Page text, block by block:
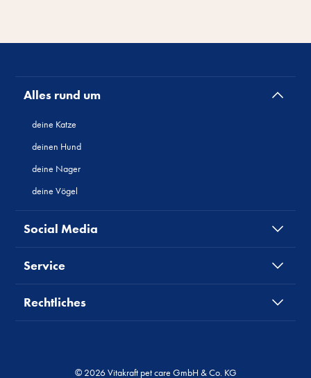
Alles rund um
deine Katze
deinen Hund
deine Nager
deine Vögel
Social Media
Service
Rechtliches
© 2026 Vitakraft pet care GmbH & Co. KG